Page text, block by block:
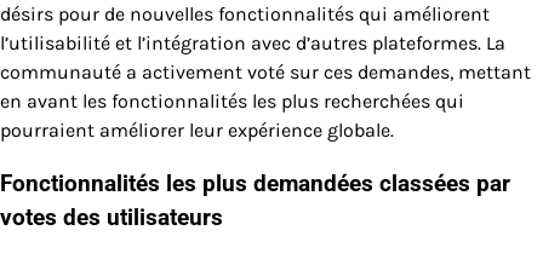
désirs pour de nouvelles fonctionnalités qui améliorent
l’utilisabilité et l’intégration avec d’autres plateformes. La
communauté a activement voté sur ces demandes, mettant
en avant les fonctionnalités les plus recherchées qui
pourraient améliorer leur expérience globale.
Fonctionnalités les plus demandées classées par
votes des utilisateurs